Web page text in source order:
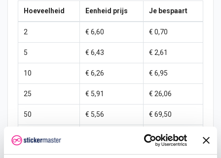
Hoeveelheid Eenheid prijs Je bespaart
2 € 6,60 € 0,70
5 € 6,43 € 2,61
10 € 6,26 € 6,95
25 € 5,91 € 26,06
50 € 5,56 € 69,50
€ 173,75
250 € 4,87 € 521,25